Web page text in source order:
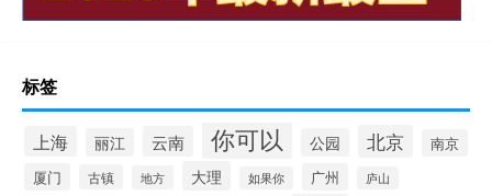
标签
上海 丽江 云南 你可以 公园 北京
南京
厦门
古镇 地方 大理 如果你 广州 庐山